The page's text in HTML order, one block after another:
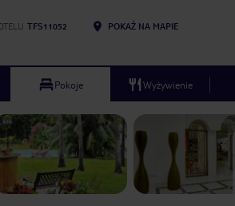
TFS11052 POKAŻ NA MAPIE
Pokoje Wyżywienie
Byłam w tym hotelu 10 dni na